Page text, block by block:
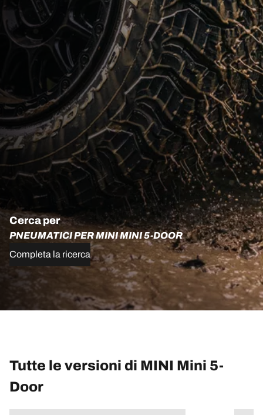
Cerca per
PNEUMATICI PER MINI MINI 5-DOOR
Completa la ricerca
Tutte le versioni di MINI Mini 5-
Door